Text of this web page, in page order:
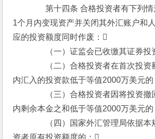
第十四条 合格投资者有下列情
1个月内变现资产并关闭其外汇账户和
应的投资额度同时作废：
（一）证监会已收缴其证券投资
（二）合格投资者在首次投资额
内汇入的投资款低于等值2000万美元的
（三）合格投资者因将投资撤回
内剩余本金之和低于等值2000万美元的
（四）国家外汇管理局依据本规
资者原有投资额度的；